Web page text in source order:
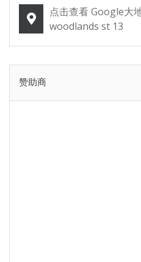
点击查看 Google大
woodlands st 13
赞助商